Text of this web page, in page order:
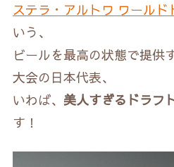
ステラ・アルトワ ワールド
いう、
ビールを最高の状態で提供
大会の日本代表、
いわば、 美人すぎるドラフ
す！